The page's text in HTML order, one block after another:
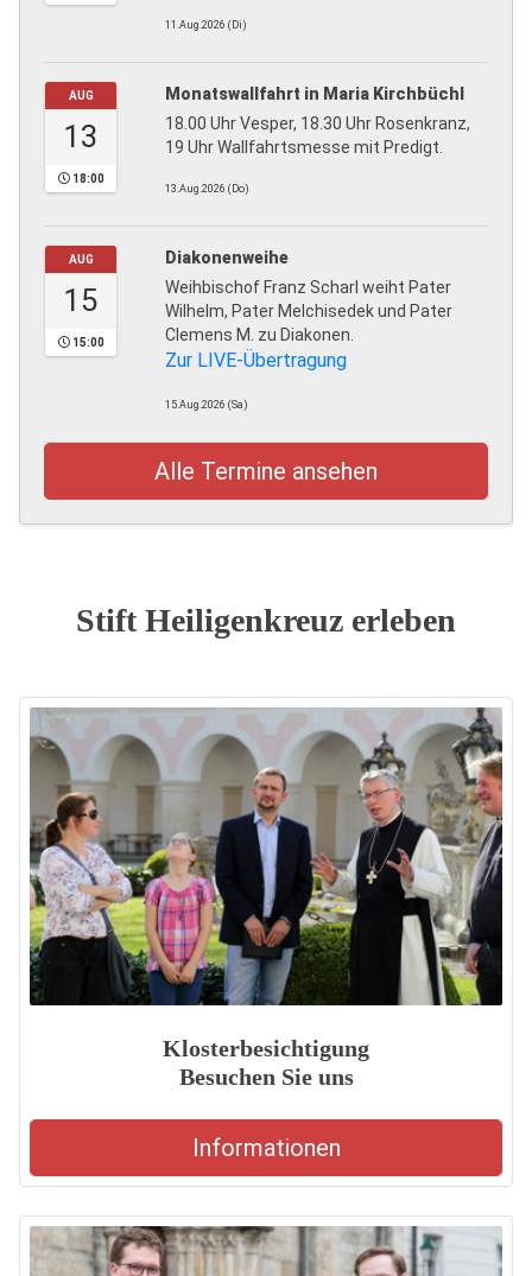
11.Aug.2026 (Di)
AUG
13
18:00
Monatswallfahrt in Maria Kirchbüchl
18.00 Uhr Vesper, 18.30 Uhr Rosenkranz,
19 Uhr Wallfahrtsmesse mit Predigt.
13.Aug.2026 (Do)
AUG
15
15:00
Diakonenweihe
Weihbischof Franz Scharl weiht Pater
Wilhelm, Pater Melchisedek und Pater
Clemens M. zu Diakonen.
Zur LIVE-Übertragung
15.Aug.2026 (Sa)
Alle Termine ansehen
Stift Heiligenkreuz erleben
Klosterbesichtigung
Besuchen Sie uns
Informationen